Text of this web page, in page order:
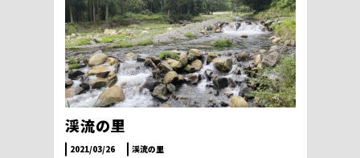
渓流の里
2021/03/26 渓流の里